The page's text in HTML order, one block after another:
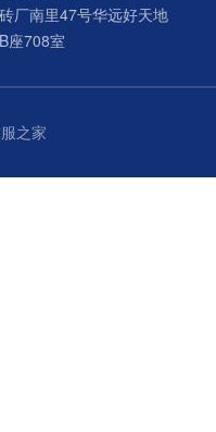
砖厂南里47号华远好天地
B座708室
之家